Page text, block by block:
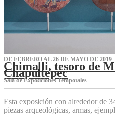
DE FEBRERO AL 26 DE MAYO DE 2019
Chimalli, tesoro de
Chapultepec
Sala de Exposiciones Temporales
Esta exposición con alrededor de
piezas arqueológicas, armas,